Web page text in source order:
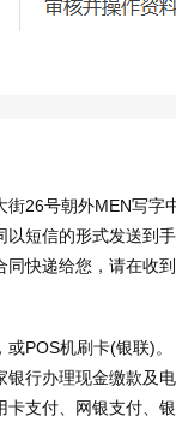
街26号朝外MEN写字
以短信的形式发送到
快递给您，请在收
POS机刷卡(银联)。
银行办理现金缴款及
支付、网银支付、